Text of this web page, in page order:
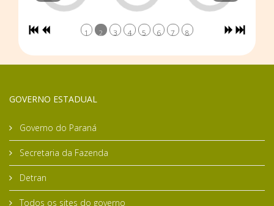
1 2 3 4 5 6 7 8
GOVERNO ESTADUAL
Governo do Paraná
Secretaria da Fazenda
Detran
Todos os sites do governo